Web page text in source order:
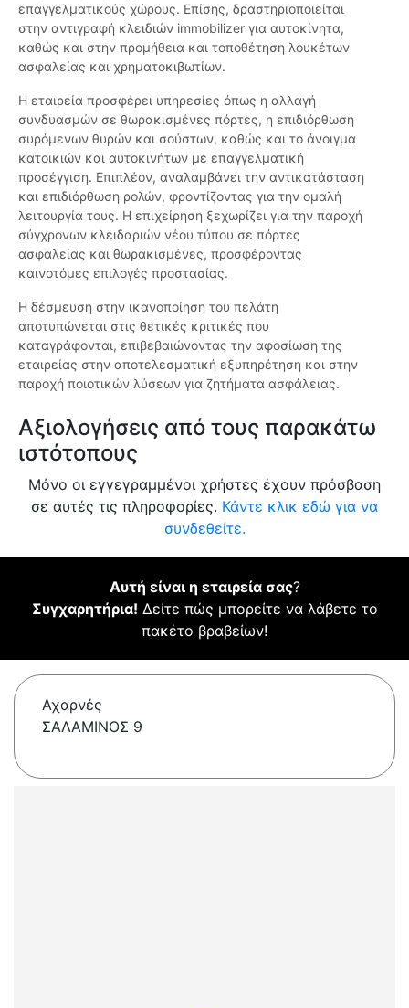
επαγγελματικούς χώρους. Επίσης, δραστηριοποιείται
στην αντιγραφή κλειδιών immobilizer για αυτοκίνητα,
καθώς και στην προμήθεια και τοποθέτηση λουκέτων
ασφαλείας και χρηματοκιβωτίων.
Η εταιρεία προσφέρει υπηρεσίες όπως η αλλαγή
συνδυασμών σε θωρακισμένες πόρτες, η επιδιόρθωση
συρόμενων θυρών και σούστων, καθώς και το άνοιγμα
κατοικιών και αυτοκινήτων με επαγγελματική
προσέγγιση. Επιπλέον, αναλαμβάνει την αντικατάσταση
και επιδιόρθωση ρολών, φροντίζοντας για την ομαλή
λειτουργία τους. Η επιχείρηση ξεχωρίζει για την παροχή
σύγχρονων κλειδαριών νέου τύπου σε πόρτες
ασφαλείας και θωρακισμένες, προσφέροντας
καινοτόμες επιλογές προστασίας.
Η δέσμευση στην ικανοποίηση του πελάτη
αποτυπώνεται στις θετικές κριτικές που
καταγράφονται, επιβεβαιώνοντας την αφοσίωση της
εταιρείας στην αποτελεσματική εξυπηρέτηση και στην
παροχή ποιοτικών λύσεων για ζητήματα ασφάλειας.
Αξιολογήσεις από τους παρακάτω
ιστότοπους
Μόνο οι εγγεγραμμένοι χρήστες έχουν πρόσβαση
σε αυτές τις πληροφορίες. Κάντε κλικ εδώ για να
συνδεθείτε.
Αυτή είναι η εταιρεία σας?
Συγχαρητήρια! Δείτε πώς μπορείτε να λάβετε το
πακέτο βραβείων!
Αχαρνές
ΣΑΛΑΜΙΝΟΣ 9